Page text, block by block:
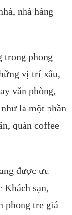
nhà hàng
trong phong
vị trí xấu,
văn phòng,
là một phần
quán coffee
được ưu
Khách sạn,
phong tre giá